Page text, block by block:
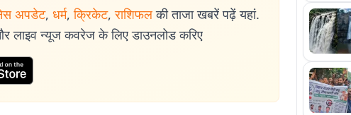
अपडेट, धर्म, क्रिकेट, राशिफल की ताजा खबरें पढ़ें यहां.
लाइव न्यूज कवरेज के लिए डाउनलोड करिए